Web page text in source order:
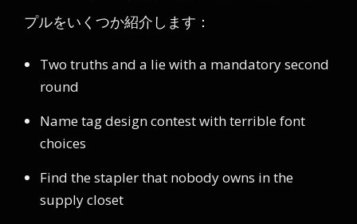
プルをいくつか紹介します：
Two truths and a lie with a mandatory second
round
Name tag design contest with terrible font
choices
Find the stapler that nobody owns in the
supply closet